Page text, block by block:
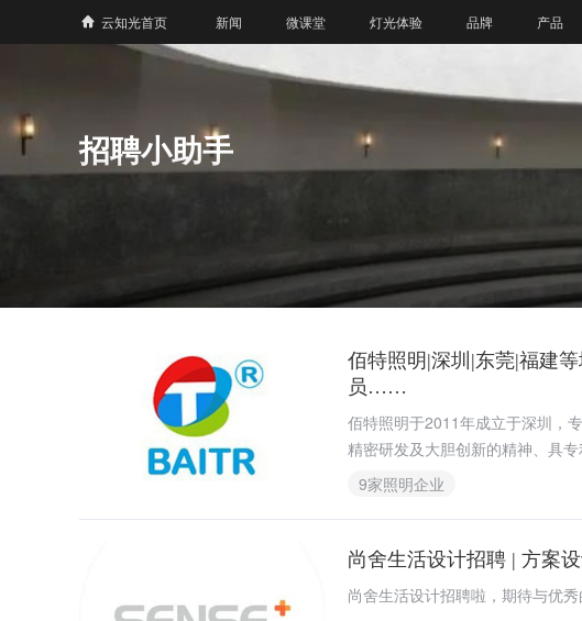
云知光首页 新闻 微课堂 灯光体验 品牌 产品
招聘小助手
佰特照明|深圳|东莞|福建
员……
佰特照明于2011年成立于深圳，
精密研发及大胆创新的精神、具
界优秀的企业之一，不断地革新对
9家照明企业
尚舍生活设计招聘 | 方案
尚舍生活设计招聘啦，期待与优秀